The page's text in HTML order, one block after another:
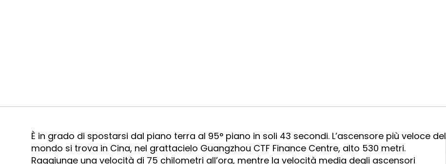
È in grado di spostarsi dal piano terra al 95° piano in soli 43 secondi. L’ascensore più veloce del
mondo si trova in Cina, nel grattacielo Guangzhou CTF Finance Centre, alto 530 metri.
Raggiunge una velocità di 75 chilometri all’ora, mentre la velocità media degli ascensori